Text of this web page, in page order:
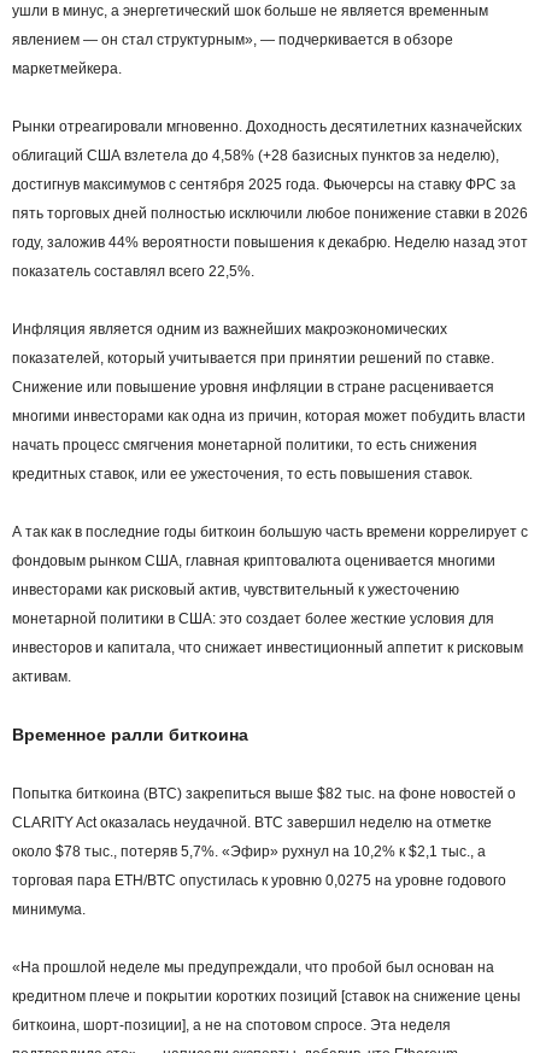
ушли в минус, а энергетический шок больше не является временным
явлением — он стал структурным», — подчеркивается в обзоре
маркетмейкера.
Рынки отреагировали мгновенно. Доходность десятилетних казначейских
облигаций США взлетела до 4,58% (+28 базисных пунктов за неделю),
достигнув максимумов с сентября 2025 года. Фьючерсы на ставку ФРС за
пять торговых дней полностью исключили любое понижение ставки в 2026
году, заложив 44% вероятности повышения к декабрю. Неделю назад этот
показатель составлял всего 22,5%.
Инфляция является одним из важнейших макроэкономических
показателей, который учитывается при принятии решений по ставке.
Снижение или повышение уровня инфляции в стране расценивается
многими инвесторами как одна из причин, которая может побудить власти
начать процесс смягчения монетарной политики, то есть снижения
кредитных ставок, или ее ужесточения, то есть повышения ставок.
А так как в последние годы биткоин большую часть времени коррелирует с
фондовым рынком США, главная криптовалюта оценивается многими
инвесторами как рисковый актив, чувствительный к ужесточению
монетарной политики в США: это создает более жесткие условия для
инвесторов и капитала, что снижает инвестиционный аппетит к рисковым
активам.
Временное ралли биткоина
Попытка биткоина (BTC) закрепиться выше $82 тыс. на фоне новостей о
CLARITY Act оказалась неудачной. BTC завершил неделю на отметке
около $78 тыс., потеряв 5,7%. «Эфир» рухнул на 10,2% к $2,1 тыс., а
торговая пара ETH/BTC опустилась к уровню 0,0275 на уровне годового
минимума.
«На прошлой неделе мы предупреждали, что пробой был основан на
кредитном плече и покрытии коротких позиций [ставок на снижение цены
биткоина, шорт-позиции], а не на спотовом спросе. Эта неделя